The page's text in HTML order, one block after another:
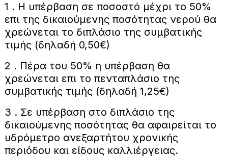
1 . H υπέρβαση σε ποσοστό μέχρι το 50%
επι της δικαιούμενης ποσότητας νερού θα
χρεώνεται το διπλάσιο της συμβατικής
τιμής (δηλαδή 0,50€)
2 . Πέρα του 50% η υπέρβαση θα
χρεώνεται επι το πενταπλάσιο της
συμβατικής τιμής (δηλαδή 1,25€)
3 . Σε υπέρβαση στο διπλάσιο της
δικαιούμενης ποσότητας θα αφαιρείται το
υδρόμετρο ανεξαρτήτου χρονικής
περιόδου και είδους καλλιέργειας.